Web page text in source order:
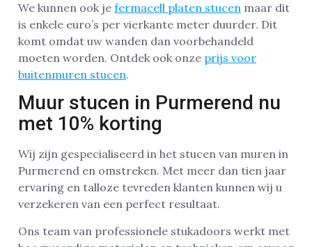
We kunnen ook je fermacell platen stucen maar dit
is enkele euro’s per vierkante meter duurder. Dit
komt omdat uw wanden dan voorbehandeld
moeten worden. Ontdek ook onze prijs voor
buitenmuren stucen.
Muur stucen in Purmerend nu
met 10% korting
Wij zijn gespecialiseerd in het stucen van muren in
Purmerend en omstreken. Met meer dan tien jaar
ervaring en talloze tevreden klanten kunnen wij u
verzekeren van een perfect resultaat.
Ons team van professionele stukadoors werkt met